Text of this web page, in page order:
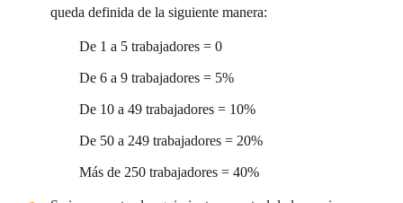
queda definida de la siguiente manera:
De 1 a 5 trabajadores = 0
De 6 a 9 trabajadores = 5%
De 10 a 49 trabajadores = 10%
De 50 a 249 trabajadores = 20%
Más de 250 trabajadores = 40%